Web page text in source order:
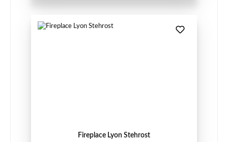
Fireplace Lyon Stehrost